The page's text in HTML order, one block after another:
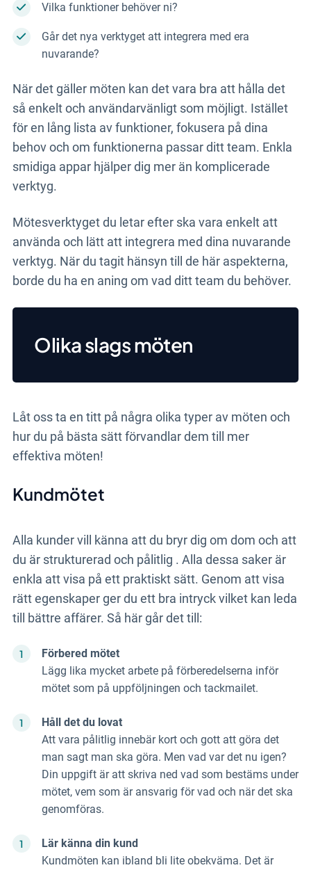
Vilka funktioner behöver ni?
Går det nya verktyget att integrera med era
nuvarande?
När det gäller möten kan det vara bra att hålla det
så enkelt och användarvänligt som möjligt. Istället
för en lång lista av funktioner, fokusera på dina
behov och om funktionerna passar ditt team. Enkla
smidiga appar hjälper dig mer än komplicerade
verktyg.
Mötesverktyget du letar efter ska vara enkelt att
använda och lätt att integrera med dina nuvarande
verktyg. När du tagit hänsyn till de här aspekterna,
borde du ha en aning om vad ditt team du behöver.
Olika slags möten
Låt oss ta en titt på några olika typer av möten och
hur du på bästa sätt förvandlar dem till mer
effektiva möten!
Kundmötet
Alla kunder vill känna att du bryr dig om dom och att
du är strukturerad och pålitlig . Alla dessa saker är
enkla att visa på ett praktiskt sätt. Genom att visa
rätt egenskaper ger du ett bra intryck vilket kan leda
till bättre affärer. Så här går det till:
Förbered mötet
Lägg lika mycket arbete på förberedelserna inför
mötet som på uppföljningen och tackmailet.
Håll det du lovat
Att vara pålitlig innebär kort och gott att göra det
man sagt man ska göra. Men vad var det nu igen?
Din uppgift är att skriva ned vad som bestäms under
mötet, vem som är ansvarig för vad och när det ska
genomföras.
Lär känna din kund
Kundmöten kan ibland bli lite obekväma. Det är